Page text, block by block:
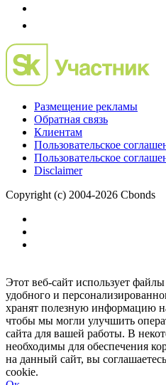
Размещение рекламы
Обратная связь
Клиентам
Пользовательское
Пользовательское
Disclaimer
Copyright (c) 2004-2026 Cbonds
Этот веб-сайт использует
удобного и
хранят полезную информацию
чтобы мы могли улучшить
сайта для вашей работы. В
необходимы для обеспечения
на данный сайт, вы
cookie.